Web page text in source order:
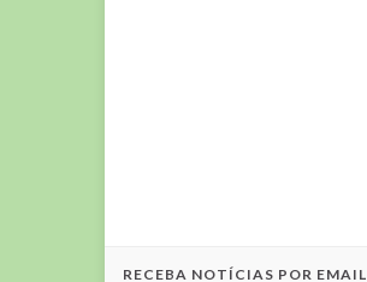
RECEBA NOTÍCIAS POR EMAIL